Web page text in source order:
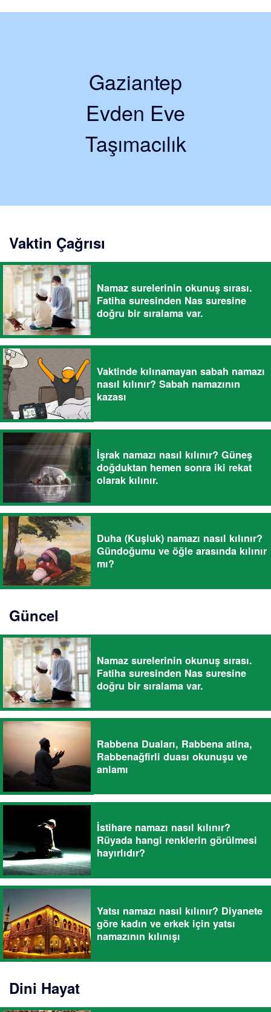
Gaziantep
Evden Eve
Taşımacılık
Vaktin Çağrısı
Namaz surelerinin okunuş sırası.
Fatiha suresinden Nas suresine
doğru bir sıralama var.
Vaktinde kılınamayan sabah namazı
nasıl kılınır? Sabah namazının
kazası
İşrak namazı nasıl kılınır? Güneş
doğduktan hemen sonra iki rekat
olarak kılınır.
Duha (Kuşluk) namazı nasıl kılınır?
Gündoğumu ve öğle arasında kılınır
mı?
Güncel
Namaz surelerinin okunuş sırası.
Fatiha suresinden Nas suresine
doğru bir sıralama var.
Rabbena Duaları, Rabbena atina,
Rabbenağfirli duası okunuşu ve
anlamı
İstihare namazı nasıl kılınır?
Rüyada hangi renklerin görülmesi
hayırlıdır?
Yatsı namazı nasıl kılınır? Diyanete
göre kadın ve erkek için yatsı
namazının kılınışı
Dini Hayat